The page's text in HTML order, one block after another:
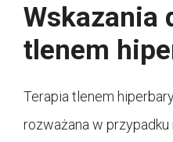
Wskazania
tlenem
Terapia tlenem
rozważana w